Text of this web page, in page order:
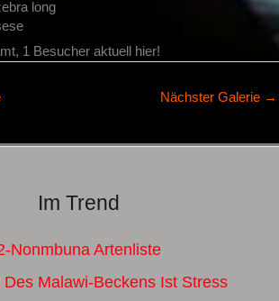
long
1 Besucher aktuell hier!
Nächster Galerie →
Im Trend
Nonmbuna Artenliste
Des Malawi-Beckens Ist Stress